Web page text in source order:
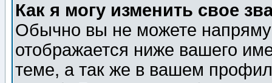
Как я могу изменить свое
Обычно вы не можете
отображается ниже вашего
теме, а так же в вашем